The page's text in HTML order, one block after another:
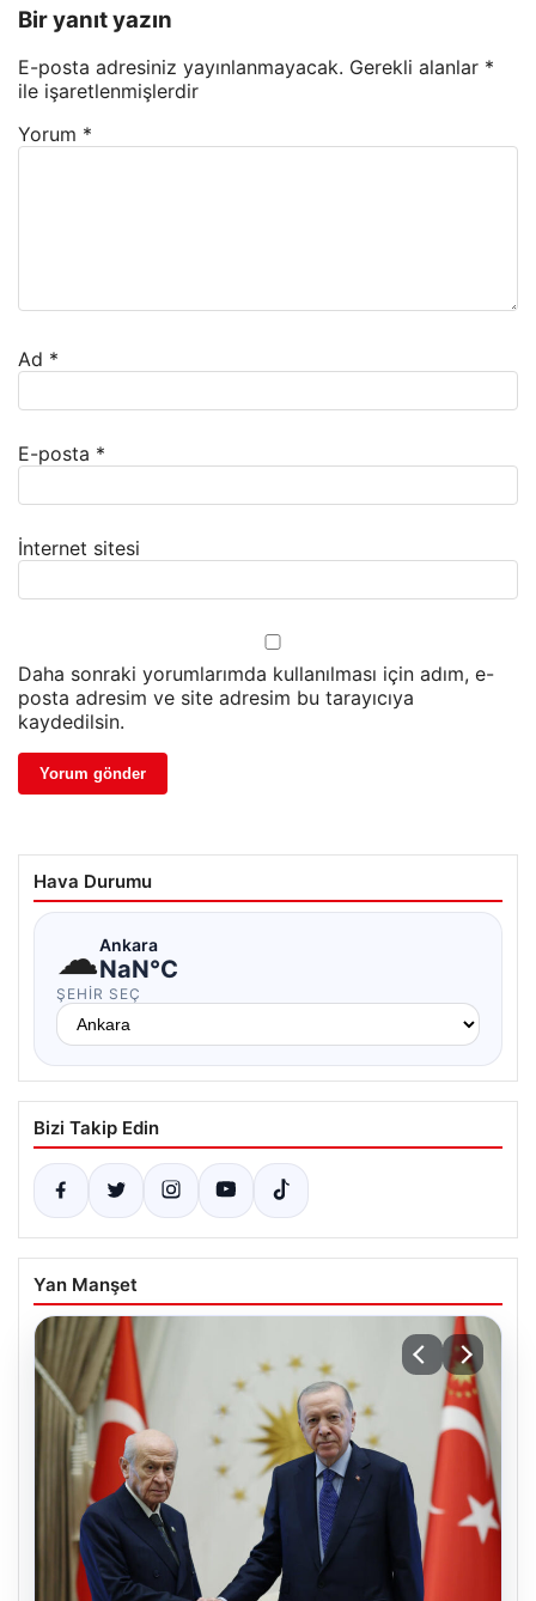
Bir yanıt yazın
E-posta adresiniz yayınlanmayacak. Gerekli alanlar *
ile işaretlenmişlerdir
Yorum *
Ad *
E-posta *
İnternet sitesi
Daha sonraki yorumlarımda kullanılması için adım, e-
posta adresim ve site adresim bu tarayıcıya
kaydedilsin.
Hava Durumu
☁Ankara
NaN°C
ŞEHIR SEÇ
Bizi Takip Edin
Yan Manşet